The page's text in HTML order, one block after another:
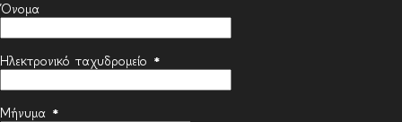
Όνομα
Ηλεκτρονικό ταχυδρομείο *
Μήνυμα *